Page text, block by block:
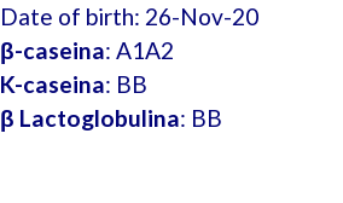
Date of birth: 26-Nov-20
β-caseina: A1A2
K-caseina: BB
β Lactoglobulina: BB